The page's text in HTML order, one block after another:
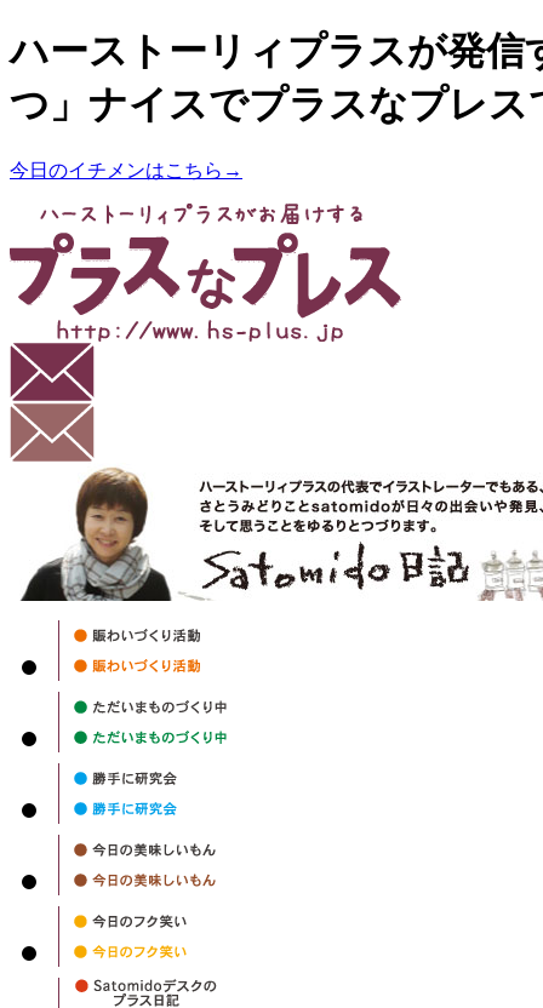
ハーストーリィプラスが発信
つ」ナイスでプラスなプレス
今日のイチメンはこちら→